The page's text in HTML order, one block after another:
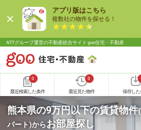
アプリ版はこちら
複数社の物件を探せる！
NTTグループ運営の不動産総合サイト goo住宅・不動産
0
最近検索した条件
0
最近見た物件 保存した
熊本県の9万円以下の賃貸物件
パート)からお部屋探し